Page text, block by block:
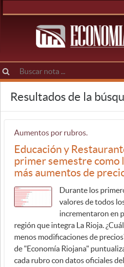
Resultados de la
Aumentos por rubros.
Educación y
primer semestre como
más aumentos de
Durante los
valores de todos
incrementaron en
región que integra La Rioja.
menos modificaciones de
de "Economía Riojana"
cada rubro con datos oficiales